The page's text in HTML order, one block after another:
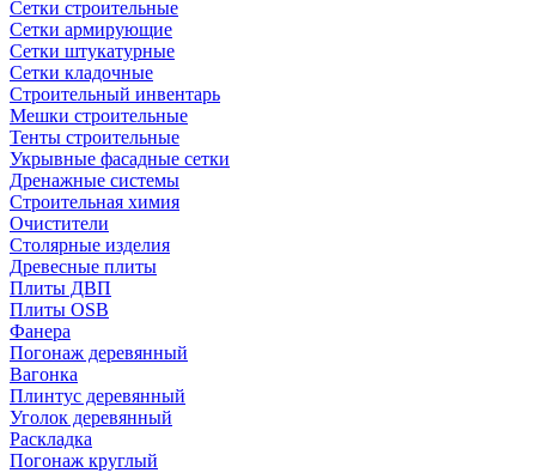
Сетки строительные
Сетки армирующие
Сетки штукатурные
Сетки кладочные
Строительный инвентарь
Мешки строительные
Тенты строительные
Укрывные фасадные сетки
Дренажные системы
Строительная химия
Очистители
Столярные изделия
Древесные плиты
Плиты ДВП
Плиты OSB
Фанера
Погонаж деревянный
Вагонка
Плинтус деревянный
Уголок деревянный
Раскладка
Погонаж круглый